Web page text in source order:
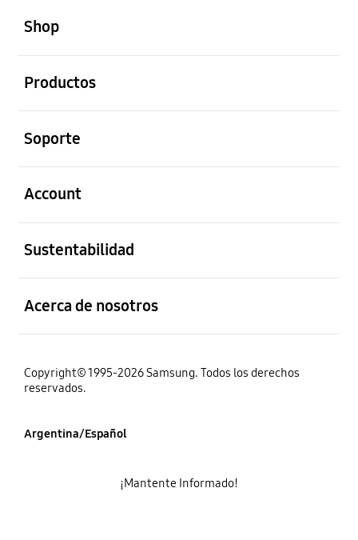
Shop
Productos
Soporte
Account
Sustentabilidad
Acerca de nosotros
Copyright© 1995-2026 Samsung. Todos los derechos
reservados.
Argentina/Español
¡Mantente Informado!